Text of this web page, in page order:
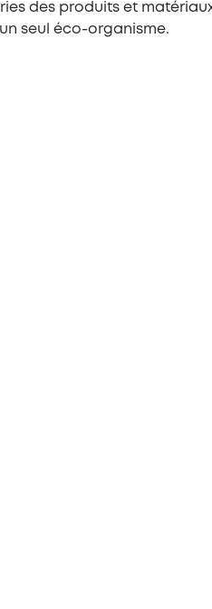
des produits et
seul éco-organisme.